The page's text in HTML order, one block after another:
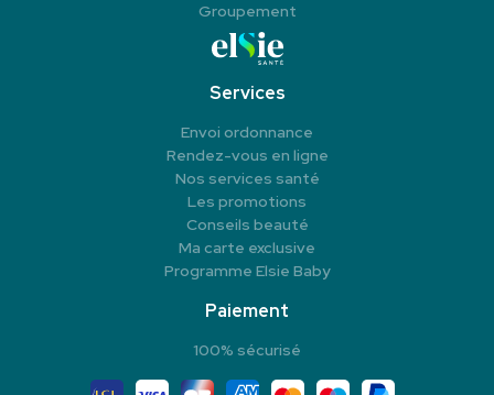
Groupement
Services
Envoi ordonnance
Rendez-vous en ligne
Nos services santé
Les promotions
Conseils beauté
Ma carte exclusive
Programme Elsie Baby
Paiement
100% sécurisé